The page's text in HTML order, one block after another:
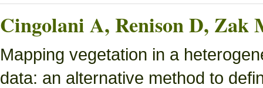
Cingolani A, Renison D, Zak
Mapping vegetation in a
data: an alternative method to